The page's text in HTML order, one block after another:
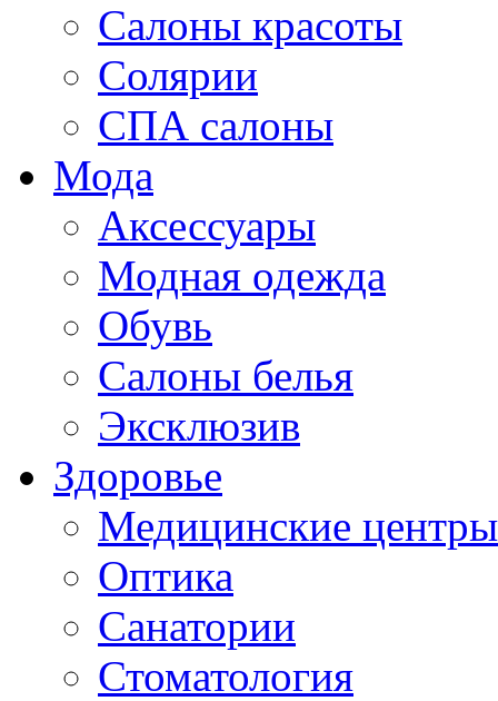
Салоны красоты
Солярии
СПА салоны
Мода
Аксессуары
Модная одежда
Обувь
Салоны белья
Эксклюзив
Здоровье
Медицинские центры
Оптика
Санатории
Стоматология